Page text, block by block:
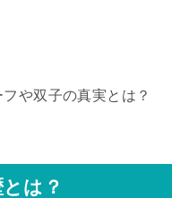
や双子の真実とは？
は？